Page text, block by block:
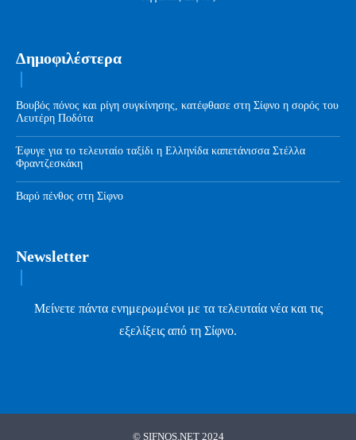
Δημοφιλέστερα
Βουβός πόνος και ρίγη συγκίνησης, κατέφθασε στη Σίφνο η σορός του
Λευτέρη Ποδότα
Έφυγε για το τελευταίο ταξίδι η Ελληνίδα καπετάνισσα Στέλλα
Φραντζεσκάκη
Βαρύ πένθος στη Σίφνο
Newsletter
Μείνετε πάντα ενημερωμένοι με τα τελευταία νέα και τις
εξελίξεις από τη Σίφνο.
© SIFNOS.NET 2024